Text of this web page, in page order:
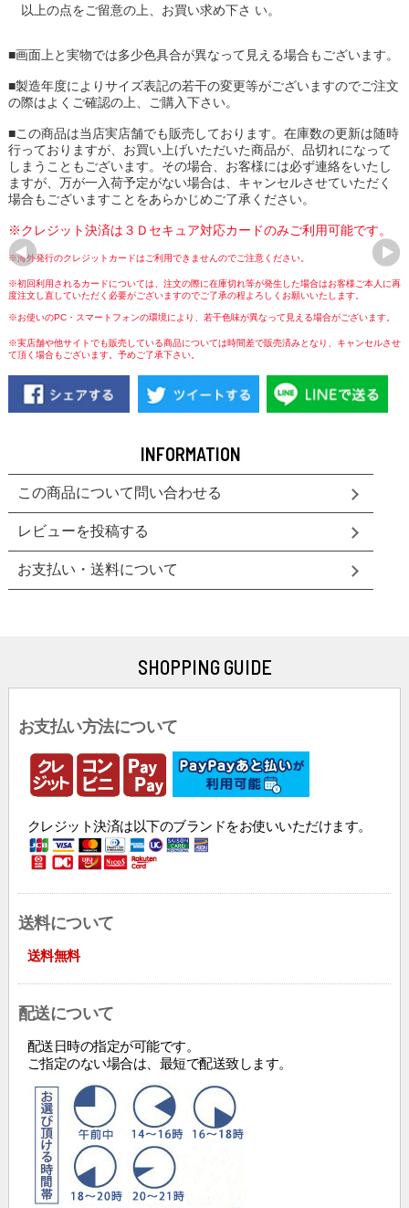
以上の点をご留意の上、お買い求め下さ い。
■画面上と実物では多少色具合が異なって見える場合もございます。
■製造年度によりサイズ表記の若干の変更等がございますのでご注文
の際はよくご確認の上、ご購入下さい。
■この商品は当店実店舗でも販売しております。在庫数の更新は随時
行っておりますが、お買い上げいただいた商品が、品切れになって
しまうこともございます。その場合、お客様には必ず連絡をいたし
ますが、万が一入荷予定がない場合は、キャンセルさせていただく
場合もございますことをあらかじめご了承ください。
※クレジット決済は３Ｄセキュア対応カードのみご利用可能です。
※海外発行のクレジットカードはご利用できませんのでご注意ください。
※初回利用されるカードについては、注文の際に在庫切れ等が発生した場合はお客様ご本人に再
度注文し直していただく必要がございますのでご了承の程よろしくお願いいたします。
※お使いのPC・スマートフォンの環境により、若干色味が異なって見える場合がございます。
※実店舗や他サイトでも販売している商品については時間差で販売済みとなり、キャンセルさせ
て頂く場合もございます。予めご了承下さい。
INFORMATION
この商品について問い合わせる
レビューを投稿する
お支払い・送料について
SHOPPING GUIDE
お支払い方法について
クレジット決済は以下のブランドをお使いいただけます。
送料について
送料無料
配送について
配送日時の指定が可能です。
ご指定のない場合は、最短で配送致します。